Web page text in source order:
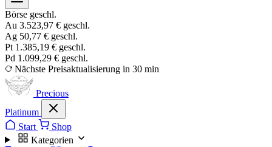
Börse geschl.
Au 3.523,97 € geschl.
Ag 50,77 € geschl.
Pt 1.385,19 € geschl.
Pd 1.099,29 € geschl.
Nächste Preisaktualisierung in 30 min
Precious
Platinum
Start
Shop
Kategorien